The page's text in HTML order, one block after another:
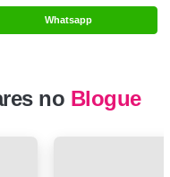
Whatsapp
no Blogue